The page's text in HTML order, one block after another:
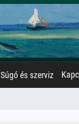
Súgó és szerviz